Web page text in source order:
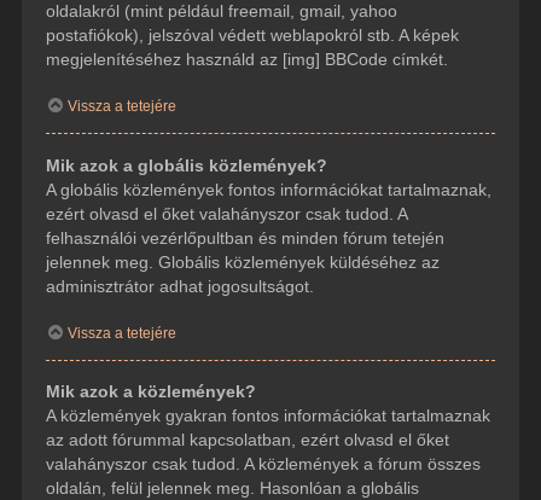
oldalakról (mint például freemail, gmail, yahoo
postafiókok), jelszóval védett weblapokról stb. A képek
megjelenítéséhez használd az [img] BBCode címkét.
Vissza a tetejére
Mik azok a globális közlemények?
A globális közlemények fontos információkat tartalmaznak,
ezért olvasd el őket valahányszor csak tudod. A
felhasználói vezérlőpultban és minden fórum tetején
jelennek meg. Globális közlemények küldéséhez az
adminisztrátor adhat jogosultságot.
Vissza a tetejére
Mik azok a közlemények?
A közlemények gyakran fontos információkat tartalmaznak
az adott fórummal kapcsolatban, ezért olvasd el őket
valahányszor csak tudod. A közlemények a fórum összes
oldalán, felül jelennek meg. Hasonlóan a globális